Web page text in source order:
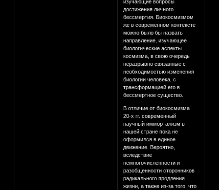
изучающие вопросы
достижения личного
бессмертия. Биокосмизмом
же в современном контексте
можно было бы назвать
направление, изучающее
биологические аспекты
космизма, в свою очередь
неразрывно связанные с
необходимостью изменения
биологии человека, с
трансформацией его в
бессмертное существо.
В отличие от биокосмизма
20-х гг. современный
научный иммортализм в
нашей стране пока не
оформился в единое
движение. Вероятно,
вследствие
немногочисленности и
разобщенности сторонников
радикального продления
жизни, а также из-за того, что